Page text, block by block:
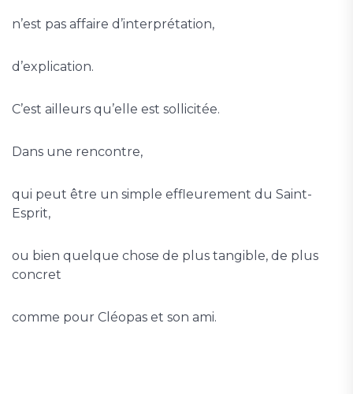
n’est pas affaire d’interprétation,
d’explication.
C’est ailleurs qu’elle est sollicitée.
Dans une rencontre,
qui peut être un simple effleurement du Saint-
Esprit,
ou bien quelque chose de plus tangible, de plus
concret
comme pour Cléopas et son ami.